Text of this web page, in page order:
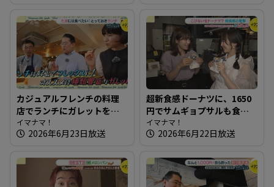
カジュアルフレンチの料理
店でランチにガレットを！
～ブラッスリーワカノ【た
まにはそとランチ】
イマナマ！
2026年6月23日放送
超新食感ドーナツに、1650
円でサムギョプサルも食べ
放題ランチ 広島で行列が
できる店を知りたガール
イマナマ！
2026年6月22日放送